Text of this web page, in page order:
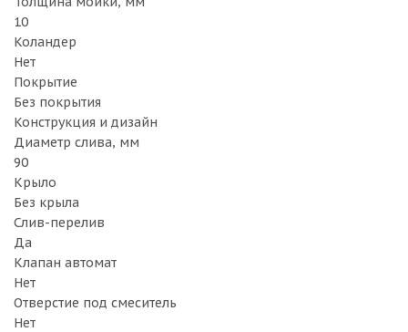
10
Коландер
Нет
Покрытие
Без покрытия
Конструкция и дизайн
Диаметр слива, мм
90
Крыло
Без крыла
Слив-перелив
Да
Клапан автомат
Нет
Отверстие под смеситель
Нет